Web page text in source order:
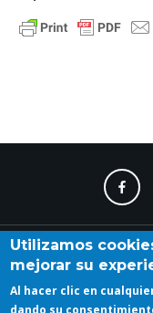
Contacto
Utilizamos
mejorar su
Al hacer clic en
dando su